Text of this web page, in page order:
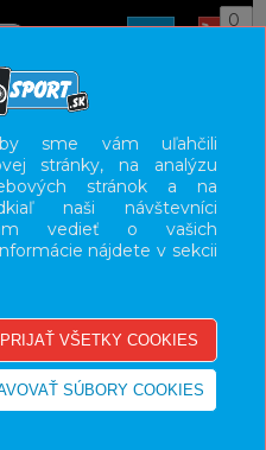
0
PANEL
MENU
sme vám uľahčili
stránky, na analýzu
stránok a na
naši návštevníci
vedieť o vašich
nájdete v sekcii